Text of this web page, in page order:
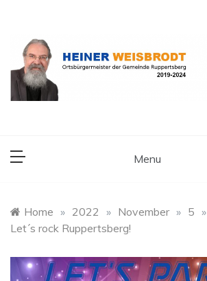
content
Menu
Home » 2022 » November » 5 »
Let´s rock Ruppertsberg!